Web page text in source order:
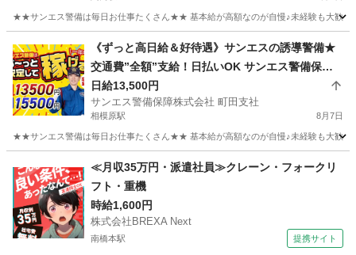
★★サンエス警備は毎日お仕事たくさん★★ 基本給が高額なのが自慢♪未経験も大歓迎
関内駅 警備員 サンエス警備保障株式会社
《ずっと高日給＆好待遇》サンエスの誘導警備★
交通費”全額”支給！日払いOK サンエス警備保障
株式会社 町田支社 相模原
日給13,500円
サンエス警備保障株式会社 町田支社
相模原駅 8月7日
★★サンエス警備は毎日お仕事たくさん★★ 基本給が高額なのが自慢♪未経験も大歓迎
相模原駅 警備員
サンエス警備保障株式会社
≪月収35万円・派遣社員≫クレーン・フォークリ
フト・重機
時給1,600円
株式会社BREXA Next
南橋本駅 提携サイト